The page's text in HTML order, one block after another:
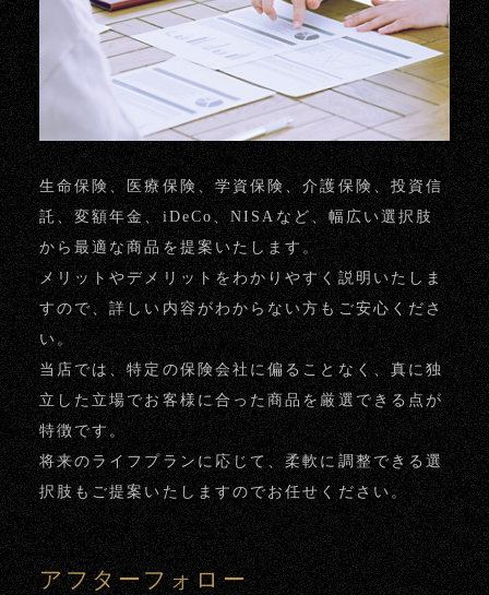
生命保険、医療保険、学資保険、介護保険、投資信
託、変額年金、iDeCo、NISAなど、幅広い選択肢
から最適な商品を提案いたします。
メリットやデメリットをわかりやすく説明いたしま
すので、詳しい内容がわからない方もご安心くださ
い。
当店では、特定の保険会社に偏ることなく、真に独
立した立場でお客様に合った商品を厳選できる点が
特徴です。
将来のライフプランに応じて、柔軟に調整できる選
択肢もご提案いたしますのでお任せください。
アフターフォロー